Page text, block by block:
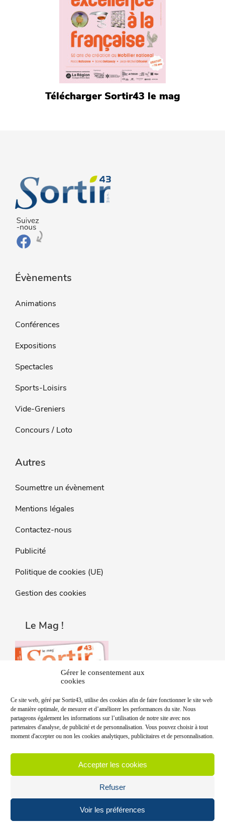
Gérer le consentement aux
cookies
Ce site web, géré par Sortir43, utilise des cookies afin de faire fonctionner le site web
de manière optimale, de mesurer et d’améliorer les performances du site. Nous
partageons également les informations sur l’utilisation de notre site avec nos
partenaires d'analyse, de publicité et de personnalisation. Vous pouvez choisir à tout
moment d'accepter ou non les cookies analytiques, publicitaires et de personnalisation.
Accepter les cookies
Refuser
Voir les préférences
Télécharger Sortir43 le mag
Évènements
Animations
Conférences
Expositions
Spectacles
Sports-Loisirs
Vide-Greniers
Concours / Loto
Autres
Soumettre un évènement
Mentions légales
Contactez-nous
Publicité
Politique de cookies (UE)
Gestion des cookies
Le Mag !